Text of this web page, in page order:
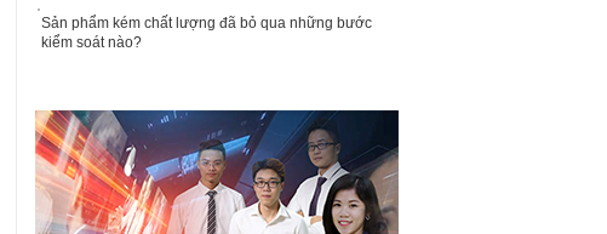
Sản phẩm kém chất lượng đã bỏ qua những bước
kiểm soát nào?